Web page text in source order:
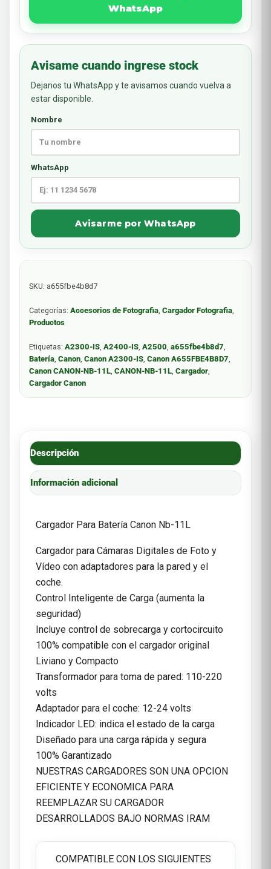
WhatsApp
Avisame cuando ingrese stock
Dejanos tu WhatsApp y te avisamos cuando vuelva a
estar disponible.
Nombre
WhatsApp
Avisarme por WhatsApp
SKU: a655fbe4b8d7
Categorías: Accesorios de Fotografia Cargador Fotografia
Productos
Etiquetas: A2300-IS A2400-IS A2500 a655fbe4b8d7
Batería Canon Canon A2300-IS Canon A655FBE4B8D7
Canon CANON-NB-11L CANON-NB-11L Cargador
Cargador Canon
Descripción
Información adicional
Cargador Para Batería Canon Nb-11L
Cargador para Cámaras Digitales de Foto y
Vídeo con adaptadores para la pared y el
coche.
Control Inteligente de Carga (aumenta la
seguridad)
Incluye control de sobrecarga y cortocircuito
100% compatible con el cargador original
Liviano y Compacto
Transformador para toma de pared: 110-220
volts
Adaptador para el coche: 12-24 volts
Indicador LED: indica el estado de la carga
Diseñado para una carga rápida y segura
100% Garantizado
NUESTRAS CARGADORES SON UNA OPCION
EFICIENTE Y ECONOMICA PARA
REEMPLAZAR SU CARGADOR
DESARROLLADOS BAJO NORMAS IRAM
COMPATIBLE CON LOS SIGUIENTES